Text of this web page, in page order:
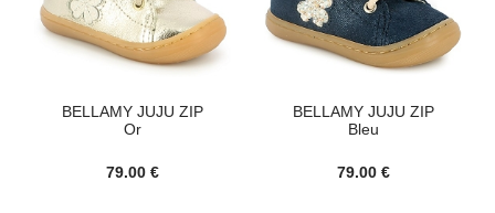
BELLAMY JUJU ZIP
Or
79.00 €
BELLAMY JUJU ZIP
Bleu
79.00 €